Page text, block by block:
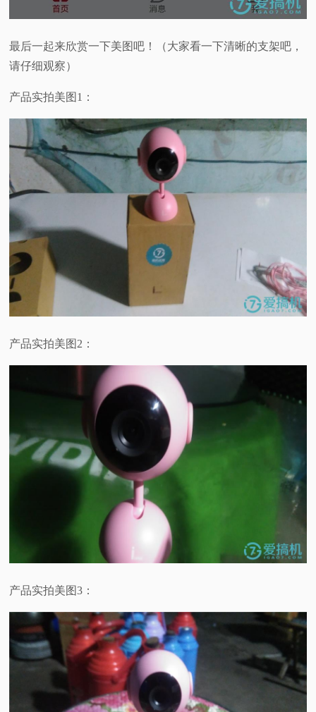
最后一起来欣赏一下美图吧！（大家看一下清晰的支架吧，
请仔细观察）
产品实拍美图1：
产品实拍美图2：
产品实拍美图3：